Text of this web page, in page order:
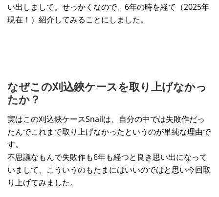
い出しまして。せっかくなので、6年の時を経て（2025年
現在！）紹介してみることにしました。
なぜこの刈込鋏ケースを取り上げなかっ
たか？
実はこの刈込鋏ケースSnailは、自分の中では失敗作だっ
たんでこれまで取り上げなかったというのが単純な理由で
す。
不思議なもんで失敗作も6年も経つと良き思い出になって
いまして、こういうのもたまにはいいのではと思い今回取
り上げてみました。